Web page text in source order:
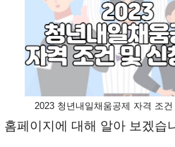
2023 청년내일채움공제 자격 조
페이지에 대해 알아 보겠습